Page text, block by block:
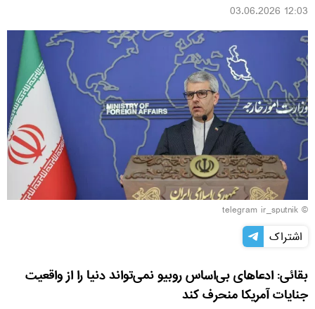
12:03 03.06.2026
© telegram ir_sputnik
اشتراک
بقائی: ادعاهای بی‌اساس روبیو نمی‌تواند دنیا را از واقعیت
جنایات آمریکا منحرف کند